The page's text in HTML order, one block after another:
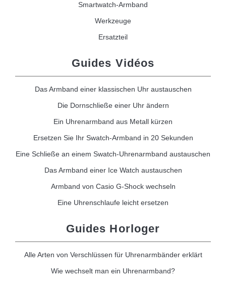
Smartwatch-Armband
Werkzeuge
Ersatzteil
Guides Vidéos
Das Armband einer klassischen Uhr austauschen
Die Dornschließe einer Uhr ändern
Ein Uhrenarmband aus Metall kürzen
Ersetzen Sie Ihr Swatch-Armband in 20 Sekunden
Eine Schließe an einem Swatch-Uhrenarmband austauschen
Das Armband einer Ice Watch austauschen
Armband von Casio G-Shock wechseln
Eine Uhrenschlaufe leicht ersetzen
Guides Horloger
Alle Arten von Verschlüssen für Uhrenarmbänder erklärt
Wie wechselt man ein Uhrenarmband?